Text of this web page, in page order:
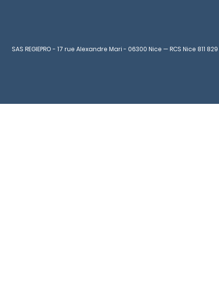
SAS REGIEPRO - 17 rue Alexandre Mari - 06300 Nice — RCS Nice 811